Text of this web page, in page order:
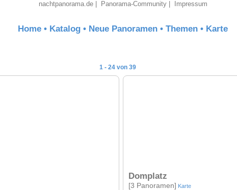
nachtpanorama.de| Panorama-Community| Impressum
Home • Katalog • Neue Panoramen • Themen • Karte
1 - 24 von 39
Domplatz
[3 Panoramen] Karte